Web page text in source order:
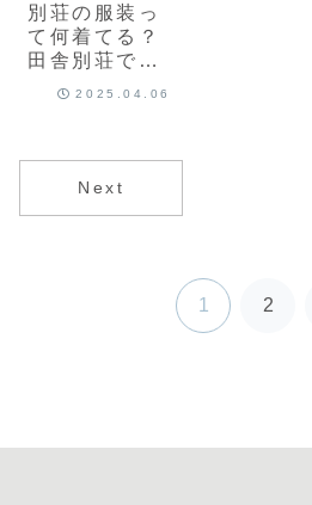
別荘の服装っ
て何着てる？
田舎別荘で快
適に過ごす
め！
2025.04.06
Next
1 2